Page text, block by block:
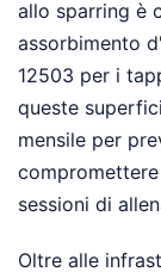
allo sparring è
assorbimento
12503 per i
queste
mensile per
sessioni di
Oltre alle